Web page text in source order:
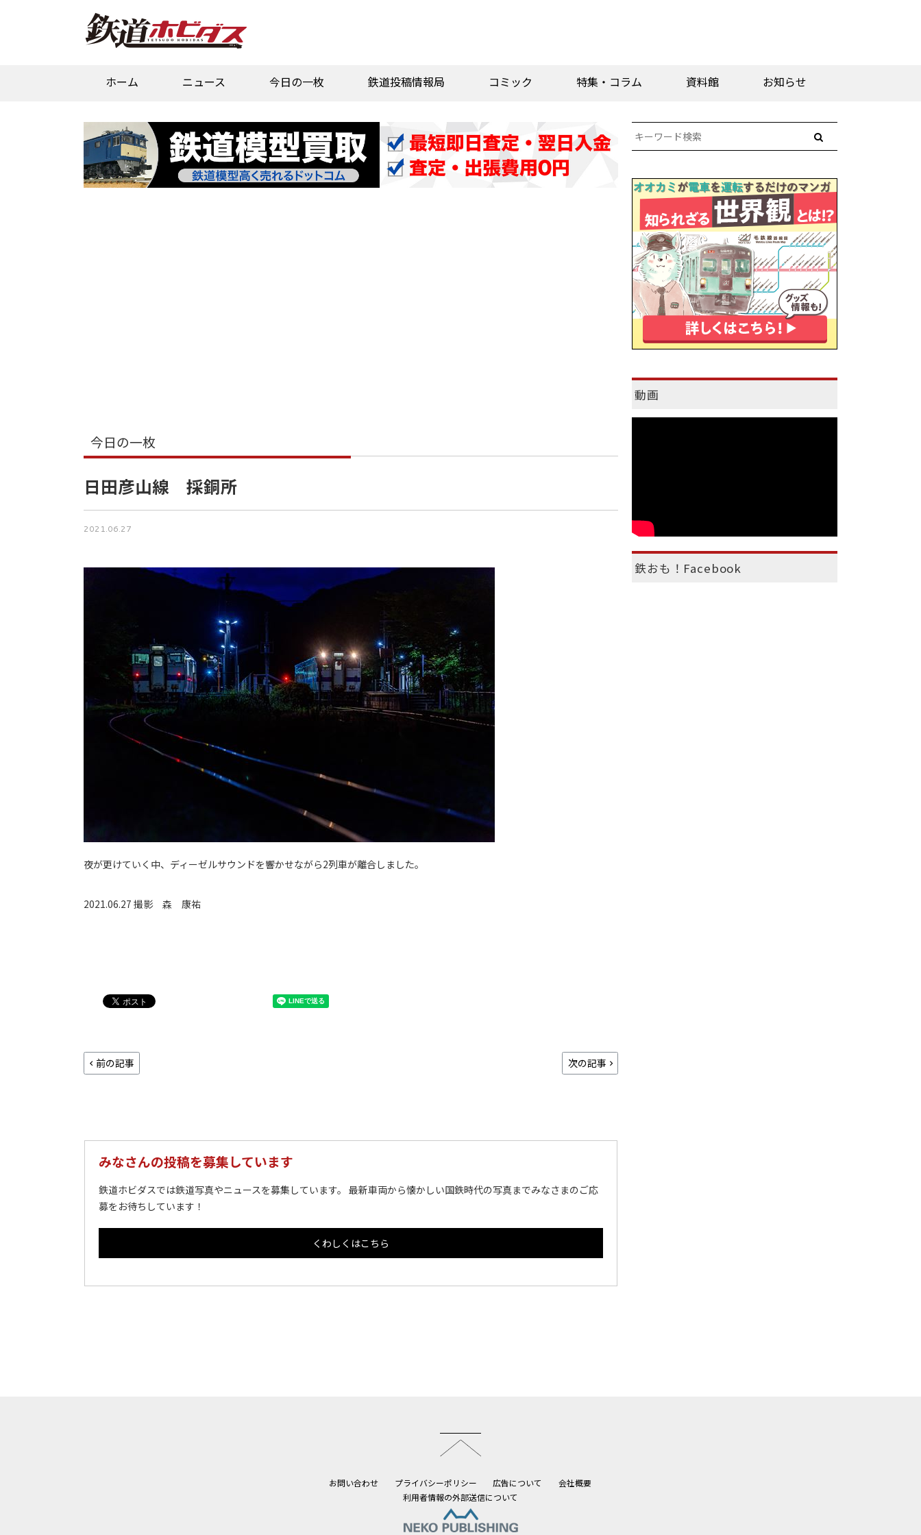
ホーム ニュース 今日の一枚 鉄道投稿情報局 コミック 特集・コラム 資料館 お知らせ
今日の一枚
日田彦山線 採銅所
2021.06.27
夜が更けていく中、ディーゼルサウンドを響かせながら2列車が離合しました。
2021.06.27 撮影 森 康祐
前の記事 次の記事
みなさんの投稿を募集しています
鉄道ホビダスでは鉄道写真やニュースを募集しています。 最新車両から懐かしい国鉄時代の写真までみなさまのご応
募をお待ちしています！
くわしくはこちら
動画
鉄おも！Facebook
お問い合わせ プライバシーポリシー 広告について
会社概要
利用者情報の外部送信について